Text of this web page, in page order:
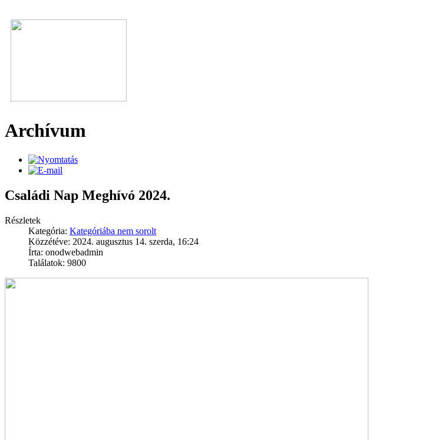
Archívum
Családi Nap Meghívó 2024.
Részletek
Kategória: Kategóriába nem sorolt
Közzétéve: 2024. augusztus 14. szerda, 16:24
Írta: onodwebadmin
Találatok: 9800